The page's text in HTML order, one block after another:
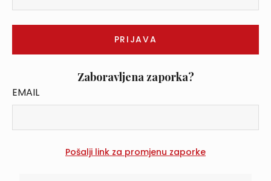
Zaboravljena zaporka?
EMAIL